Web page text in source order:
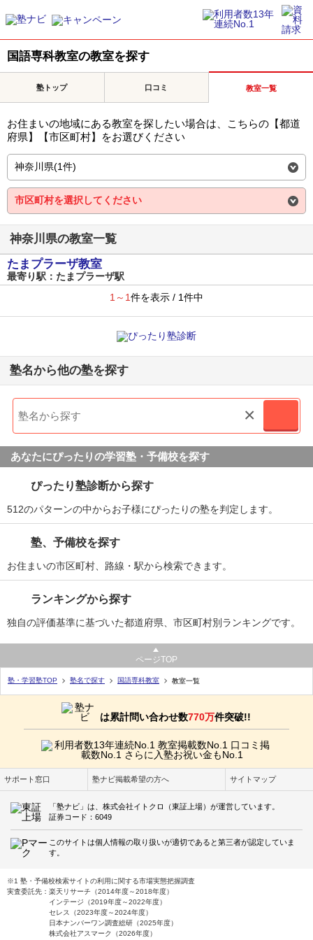
国語専科教室の教室を探す
塾トップ 口コミ 教室一覧
お住まいの地域にある教室を探したい場合は、こちらの【都道
府県】【市区町村】をお選びください
神奈川県の教室一覧
たまプラーザ教室
最寄り駅：たまプラーザ駅
1～1件を表示 / 1件中
塾名から他の塾を探す
×
あなたにぴったりの学習塾・予備校を探す
ぴったり塾診断から探す
512のパターンの中からお子様にぴったりの塾を判定します。
塾、予備校を探す
お住まいの市区町村、路線・駅から検索できます。
ランキングから探す
独自の評価基準に基づいた都道府県、市区町村別ランキングです。
ページTOP
塾・学習塾TOP 塾名で探す 国語専科教室 教室一覧
は累計問い合わせ数770万件突破!!
サポート窓口 塾ナビ掲載希望の方へ サイトマップ
「塾ナビ」は、株式会社イトクロ（東証上場）が運営しています。
証券コード：6049
このサイトは個人情報の取り扱いが適切であると第三者が認定していま
す。
※1 塾・予備校検索サイトの利用に関する市場実態把握調査
実査委託先：楽天リサーチ（2014年度～2018年度）
インテージ（2019年度～2022年度）
セレス（2023年度～2024年度）
日本ナンバーワン調査総研（2025年度）
株式会社アスマーク（2026年度）